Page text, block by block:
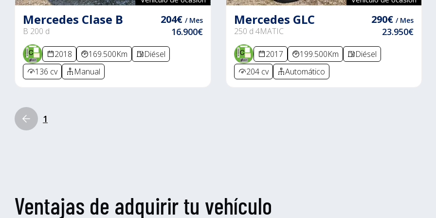
Mercedes Clase B
B 200 d
204€ / Mes
16.900€
2018 169.500Km
Diésel
136 cv
Manual
Mercedes GLC
250 d 4MATIC
290€/ Mes
23.950€
2017 199.500Km
Diésel
204 cv
Automático
1
Ventajas de adquirir tu vehículo